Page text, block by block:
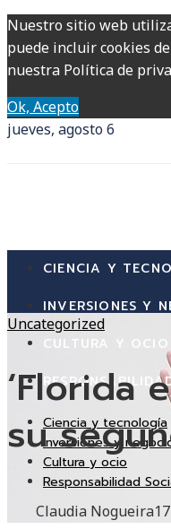
Nuestro sitio web
puede incluir cookies
nuestra Política de
Ok, Acepto
jueves, agosto 6
CIENCIA Y
INVERSIONES Y
CULTURA Y OCIO
Ciencia y tecnología
Inversiones y
Cultura y ocio
Responsabilidad
Uncategorized
‘Florida
su
Claudia Nogueira